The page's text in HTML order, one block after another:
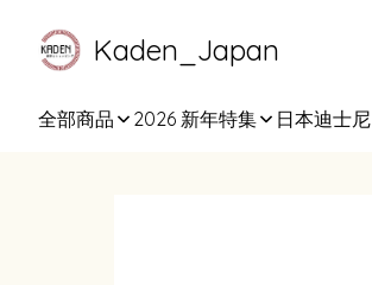
Kaden_Japan
全部商品 2026 新年特集 日本迪士尼